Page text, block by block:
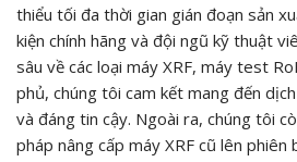
thiểu tối đa thời gian gián đoạn sản
kiện chính hãng và đội ngũ kỹ thuật
sâu về các loại máy XRF, máy test
phủ, chúng tôi cam kết mang đến
và đáng tin cậy. Ngoài ra, chúng tôi
pháp nâng cấp máy XRF cũ lên phiên